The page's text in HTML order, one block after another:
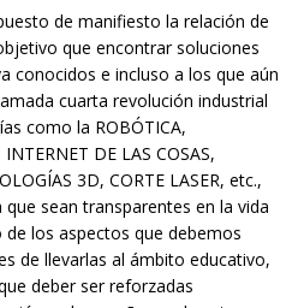
de manifiesto la relación de
que encontrar soluciones
conocidos e incluso a los que aún
cuarta revolución industrial
como la ROBÓTICA,
DE LAS COSAS,
3D, CORTE LASER, etc.,
sean transparentes en la vida
los aspectos que debemos
de llevarlas al ámbito educativo,
deber ser reforzadas